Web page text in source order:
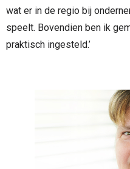
wat er in de regio bij
speelt. Bovendien ben ik
praktisch ingesteld.’